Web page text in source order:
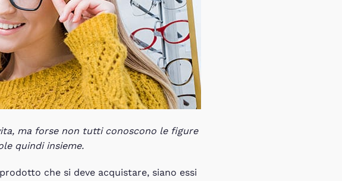
ma forse non tutti conoscono le figure
quindi insieme.
che si deve acquistare, siano essi